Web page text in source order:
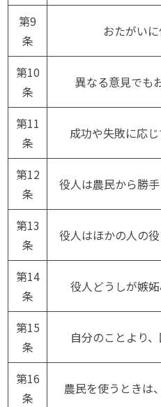
第9
条
おたがいに
第10
条
異なる意見でも
第11
条
成功や失敗に応
第12
条
役人は農民から勝
第13
条
役人はほかの人の
第14
条
役人どうしが嫉
第15
条
自分のことより
第16
条
農民を使うときは